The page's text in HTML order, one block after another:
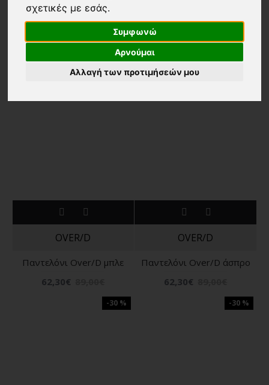
σχετικές με εσάς.
Συμφωνώ
Αρνούμαι
Αλλαγή των προτιμήσεών μου
OVER/D
Σακάκι Over/D άσπρο
89,00€
OVER/D
66,75€
OVER/D
Παντελόνι Over/D μπλε
62,30€
OVER/D
Παντελόνι Over/D άσπρο
62,30€
-30 % -30 %